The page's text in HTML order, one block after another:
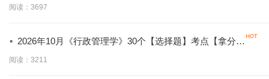
必背】
阅读：3697
· 2026年10月《行政管理学》30个【选择题】考点【拿分必
学】
阅读：3211